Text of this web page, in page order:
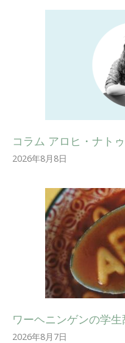
コラム アロヒ・ナト
2026年8月8日
ワーヘニンゲンの学生
2026年8月7日